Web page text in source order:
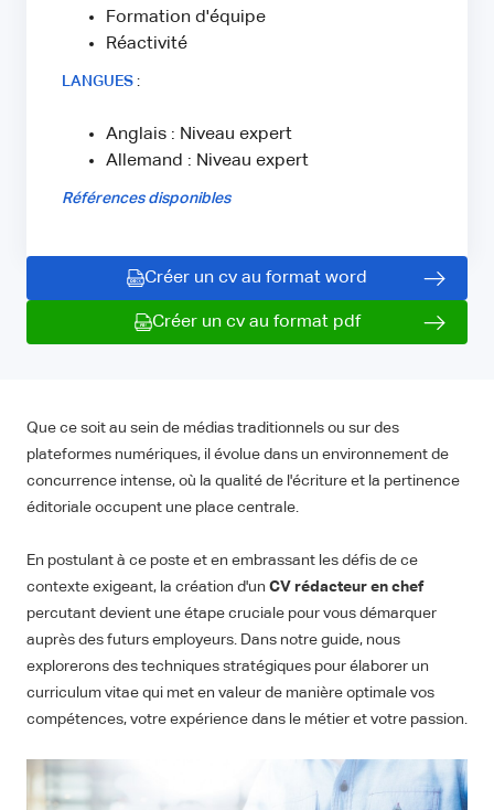
Formation d'équipe
Réactivité
LANGUES :
Anglais : Niveau expert
Allemand : Niveau expert
Références disponibles
Créer un cv au format word
Créer un cv au format pdf
Que ce soit au sein de médias traditionnels ou sur des
plateformes numériques, il évolue dans un environnement de
concurrence intense, où la qualité de l'écriture et la pertinence
éditoriale occupent une place centrale.
En postulant à ce poste et en embrassant les défis de ce
contexte exigeant, la création d'un CV rédacteur en chef
percutant devient une étape cruciale pour vous démarquer
auprès des futurs employeurs. Dans notre guide, nous
explorerons des techniques stratégiques pour élaborer un
curriculum vitae qui met en valeur de manière optimale vos
compétences, votre expérience dans le métier et votre passion.